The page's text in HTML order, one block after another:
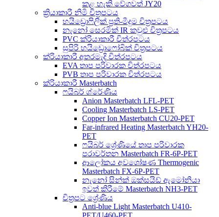
කළ හැකි වේගවත් JY20
ක්‍රියාකාරී නිමි චිත්‍රපටය
හයිඩ්‍රොෆිලික් ප්‍රති-මීදුම චිත්‍රපටය
නැනෝ සෙරමික් IR කවුළු චිත්‍රපටය
PVC ක්රියාකාරී චිත්රපටය
සුපිරි හයිඩ්‍රොෆෝබික් චිත්‍රපටය
ක්රියාකාරී අතරමැදි චිත්රපටය
EVA තාප පරිවාරක චිත්රපටය
PVB තාප පරිවාරක චිත්රපටය
ක්රියාකාරී Masterbatch
ෆයිබර් ශ්රේණිය
Anion Masterbatch LFL-PET
Cooling Masterbatch LS-PET
Copper Ion Masterbatch CU20-PET
Far-infrared Heating Masterbatch YH20-
PET
ෆයිබර් ශ්‍රේණියේ තාප පරිවාරක
පරාවර්තන Masterbatch FR-6P-PET
ආලෝකය අවශෝෂණ Thermogenic
Masterbatch FX-6P-PET
නැනෝ සින්ක් ඔක්සයිඩ් ඇමෝනියා
ඉවත් කිරීමේ Masterbatch NH3-PET
චිත්‍රපට ශ්‍රේණිය
Anti-blue Light Masterbatch U410-
PET/U460-PET